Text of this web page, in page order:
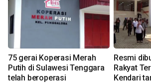
75 gerai Koperasi Merah
Putih di Sulawesi Tenggara
telah beroperasi
Resmi
Rakyat
Kendari